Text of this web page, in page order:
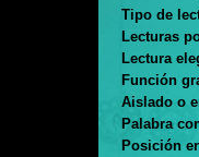
Tipo de
Lecturas
Lectura
Función
Aislado o
Palabra
Posición